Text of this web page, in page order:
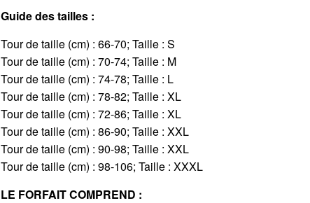
Guide des tailles :
Tour de taille (cm) : 66-70; Taille : S
Tour de taille (cm) : 70-74; Taille : M
Tour de taille (cm) : 74-78; Taille : L
Tour de taille (cm) : 78-82; Taille : XL
Tour de taille (cm) : 72-86; Taille : XL
Tour de taille (cm) : 86-90; Taille : XXL
Tour de taille (cm) : 90-98; Taille : XXL
Tour de taille (cm) : 98-106; Taille : XXXL
LE FORFAIT COMPREND :